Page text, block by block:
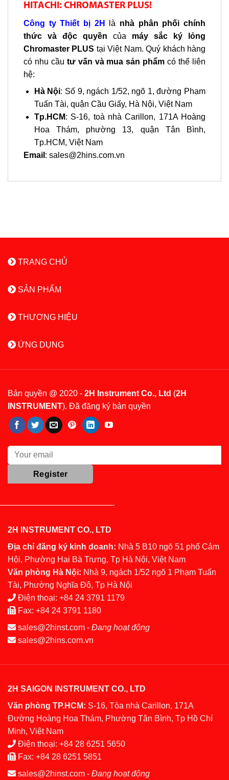
HITACHI: CHROMASTER PLUS!
Công ty Thiết bị 2H là nhà phân phối chính
thức và độc quyền của máy sắc ký lỏng
Chromaster PLUS tại Việt Nam. Quý khách hàng
có nhu cầu tư vấn và mua sản phẩm có thể liên
hệ:
Hà Nội: Số 9, ngách 1/52, ngõ 1, đường Phạm
Tuấn Tài, quận Cầu Giấy, Hà Nội, Việt Nam
Tp.HCM: S-16, toà nhà Carillon, 171A Hoàng
Hoa Thám, phường 13, quận Tân Bình,
Tp.HCM, Việt Nam
Email : sales@2hins.com.vn
TRANG CHỦ
SẢN PHẨM
THƯƠNG HIỆU
ỨNG DỤNG
Bản quyền @ 2020 - 2H Instrument Co., Ltd (2H
INSTRUMENT). Đã đăng ký bản quyền
2H INSTRUMENT CO., LTD
Địa chỉ đăng ký kinh doanh: Nhà 5 B10 ngõ 51 phố Cảm
Hội, Phường Hai Bà Trưng, Tp Hà Nội, Việt Nam
Văn phòng Hà Nội: Nhà 9, ngách 1/52 ngõ 1 Phạm Tuấn
Tài, Phường Nghĩa Đô, Tp Hà Nội
Điện thoại: +84 24 3791 1179
Fax: +84 24 3791 1180
sales@2hinst.com - Đang hoạt động
sales@2hins.com.vn
2H SAIGON INSTRUMENT CO., LTD
Văn phòng TP.HCM: S-16, Tòa nhà Carillon, 171A
Đường Hoàng Hoa Thám, Phường Tân Bình, Tp Hồ Chí
Minh, Việt Nam
Điện thoại: +84 28 6251 5650
Fax: +84 28 6251 5851
sales@2hinst.com - Đang hoạt động